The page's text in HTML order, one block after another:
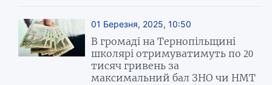
01 Березня, 2025, 10:50
В громаді на Тернопільщині
школярі отримуватимуть по 20
тисяч гривень за
максимальний бал ЗНО чи НМТ